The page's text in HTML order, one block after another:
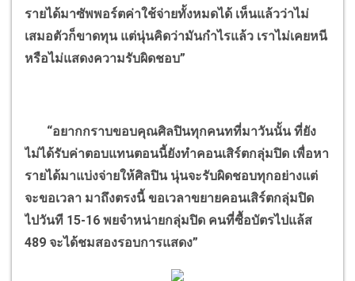
รายได้มาซัพพอร์ตค่าใช้จ่ายทั้งหมดได้ เห็นแล้วว่าไม่
เสมอตัวก็ขาดทุน แต่นุ่นคิดว่ามันกำไรแล้ว เราไม่เคยหนี
หรือไม่แสดงความรับผิดชอบ”
“อยากกราบขอบคุณศิลปินทุกคนทที่มาวันนั้น ที่ยัง
ไม่ได้รับค่าตอบแทนตอนนี้ยังทำคอนเสิร์ตกลุ่มปิด เพื่อหา
รายได้มาแบ่งจ่ายให้ศิลปิน นุ่นจะรับผิดชอบทุกอย่างแต่
จะขอเวลา มาถึงตรงนี้ ขอเวลาขยายคอนเสิร์ตกลุ่มปิด
ไปวันที 15-16 พยจำหน่ายกลุ่มปิด คนที่ซื้อบัตรไปแล้ส
489 จะได้ชมสองรอบการแสดง”